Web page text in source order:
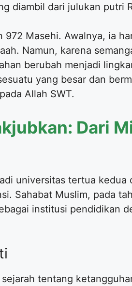
Masehi. Awalnya, ia
Namun, karena
berubah menjadi
yang besar dan
Allah SWT.
Dari
universitas tertua
Sahabat Muslim, pada
institusi pendidikan
tentang